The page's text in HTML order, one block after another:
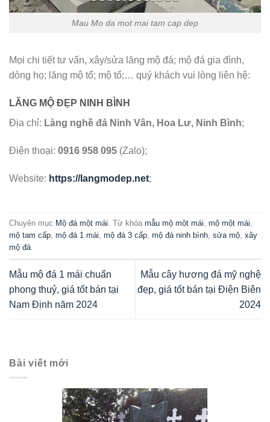
Mau Mo da mot mai tam cap dep
Mọi chi tiết tư vấn, xây/sửa lăng mộ đá; mộ đá gia đình,
dòng họ; lăng mộ tổ; mộ tổ;… quý khách vui lòng liên hệ:
LĂNG MỘ ĐẸP NINH BÌNH
Địa chỉ: Làng nghề đá Ninh Vân, Hoa Lư, Ninh Bình;
Điện thoại: 0916 958 095 (Zalo);
Website: https://langmodep.net;
Chuyên mục Mộ đá một mái . Từ khóa mẫu mộ một mái mộ một mái
mộ tam cấp mộ đá 1 mái mộ đá 3 cấp mộ đá ninh bình sửa mộ xây
mộ đá
Mẫu mộ đá 1 mái chuẩn
phong thuỷ, giá tốt bán tại
Nam Định năm 2024
Mẫu cây hương đá mỹ nghệ
đẹp, giá tốt bán tại Điện Biên
2024
Bài viết mới